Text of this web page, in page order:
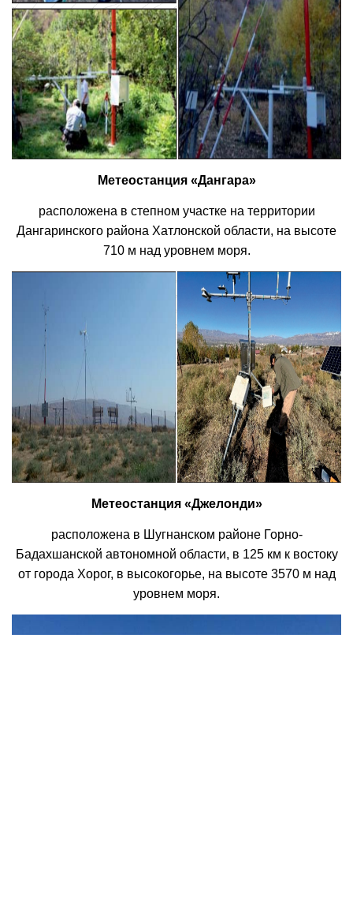
Метеостанция «Дангара»
расположена в степном участке на территории
Дангаринского района Хатлонской области, на высоте
710 м над уровнем моря.
Метеостанция «Джелонди»
расположена в Шугнанском районе Горно-
Бадахшанской автономной области, в 125 км к востоку
от города Хорог, в высокогорье, на высоте 3570 м над
уровнем моря.